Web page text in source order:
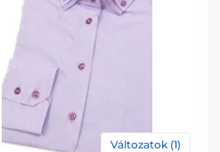
Változatok (1)